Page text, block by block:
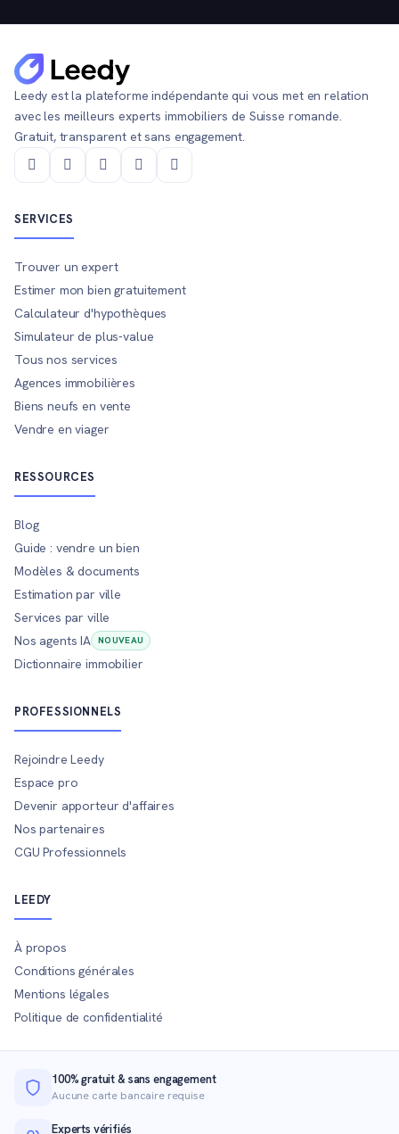
Leedy est la plateforme indépendante qui vous met en relation
avec les meilleurs experts immobiliers de Suisse romande.
Gratuit, transparent et sans engagement.
SERVICES
Trouver un expert
Estimer mon bien gratuitement
Calculateur d'hypothèques
Simulateur de plus-value
Tous nos services
Agences immobilières
Biens neufs en vente
Vendre en viager
RESSOURCES
Blog
Guide : vendre un bien
Modèles & documents
Estimation par ville
Services par ville
Nos agents IA
NOUVEAU
Dictionnaire immobilier
PROFESSIONNELS
Rejoindre Leedy
Espace pro
Devenir apporteur d'affaires
Nos partenaires
CGU Professionnels
LEEDY
À propos
Conditions générales
Mentions légales
Politique de confidentialité
100% gratuit & sans engagement
Aucune carte bancaire requise
Experts vérifiés